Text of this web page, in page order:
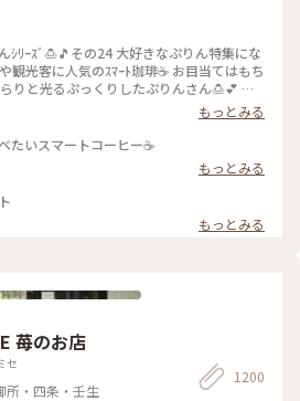
ｼﾘｰｽﾞ🍮🎵その24 大好きなぷりん特集にな
りと光るぷっくりしたぷりんさん🍮💕 固
がらのお味です😊ｶﾗﾒﾙｿｰｽはとても優しく
かった～(*´∀｀*)🎶 ｶﾞﾗｽのお皿もお店の
ったり合っていました💓たまごｻﾝﾄﾞもﾎｯﾄ
都に来たらおすすめな喫茶店です🍴 #スマ
プリン #昔ながら #光る #レトロ #昭和レト
て #自家製 #京都 #ぷりんシリーズ
もっとみる
たいスマートコーヒー☕️
もっとみる
もっとみる
苺のお店
セ
所・四条・壬生
1200